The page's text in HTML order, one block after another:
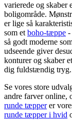
varierede og skaber
boligområde.
er lige så
som et boho-tæppe -
så godt moderne
udseende giver
konturer og skaber
dig fuldstændig tryg.
Se vores store
andre farver online,
runde tæpperer
runde tæpper i hvid